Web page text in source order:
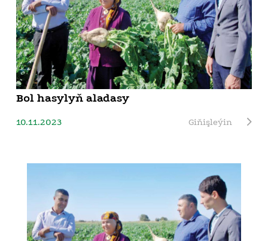
Bol hasylyň aladasy
10.11.2023 Giňişleýin